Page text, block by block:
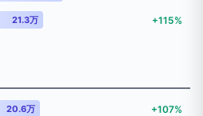
21.3万 +115%
20.6万 +107%